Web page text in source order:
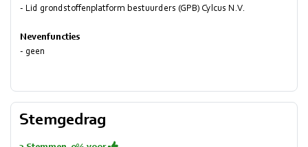
- Lid grondstoffenplatform bestuurders (GPB) Cylcus N.V.
Nevenfuncties
- geen
Stemgedrag